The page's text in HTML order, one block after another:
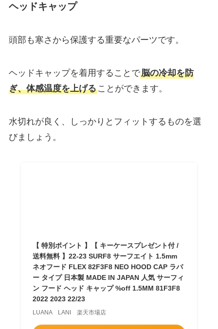
ヘッドキャップ
頭部も寒さから保護する重要なパーツです。
ヘッドキャップを着用することで脳の冷却を防
ぎ、体感温度を上げることができます。
水切れが良く、しっかりとフィットするものを選
びましょう。
【 特別ポイント 】【 キーケースプレゼント付 /
送料無料 】22-23 SURF8 サーフエイト 1.5mm
ネオフード FLEX 82F3F8 NEO HOOD CAP ラバ
ー タイプ 日本製 MADE IN JAPAN 人気 サーフィ
ン フード ヘッド キャップ %off 1.5MM 81F3F8
2022 2023 22/23
LUANA LANI 楽天市場店